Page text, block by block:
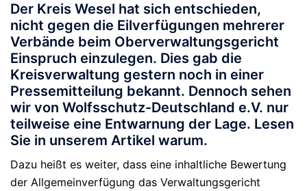
Der Kreis Wesel hat sich entschieden,
nicht gegen die Eilverfügungen mehrerer
Verbände beim Oberverwaltungsgericht
Einspruch einzulegen. Dies gab die
Kreisverwaltung gestern noch in einer
Pressemitteilung bekannt. Dennoch sehen
wir von Wolfsschutz-Deutschland e.V. nur
teilweise eine Entwarnung der Lage. Lesen
Sie in unserem Artikel warum.
Dazu heißt es weiter, dass eine inhaltliche Bewertung
der Allgemeinverfügung das Verwaltungsgericht